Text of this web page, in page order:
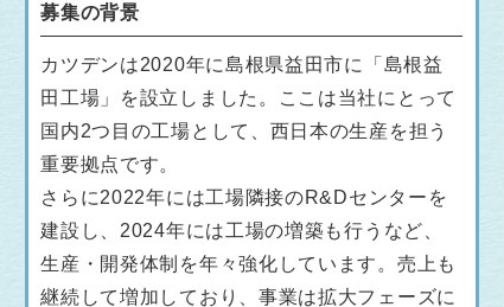
募集の背景
カツデンは2020年に島根県益田市に「島根益
田工場」を設立しました。ここは当社にとって
国内2つ目の工場として、西日本の生産を担う
重要拠点です。
さらに2022年には工場隣接のR&Dセンターを
建設し、2024年には工場の増築も行うなど、
生産・開発体制を年々強化しています。売上も
継続して増加しており、事業は拡大フェーズに